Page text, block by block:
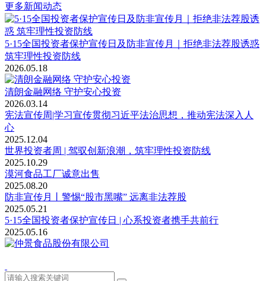
更多新闻动态
5·15全国投资者保护宣传日及防非宣传月｜拒绝非法荐股诱惑
筑牢理性投资防线
2026.05.18
清朗金融网络 守护安心投资
2026.03.14
宪法宣传周|学习宣传贯彻习近平法治思想，推动宪法深入人
心
2025.12.04
世界投资者周 | 驾驭创新浪潮，筑牢理性投资防线
2025.10.29
漠河食品工厂诚意出售
2025.08.20
防非宣传月丨警惕“股市黑嘴” 远离非法荐股
2025.05.21
5·15全国投资者保护宣传日 | 心系投资者携手共前行
2025.05.16